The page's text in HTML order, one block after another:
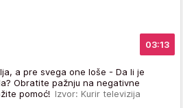
03:13
a pre svega one loše - Da li je
Obratite pažnju na negativne
pomoć! Izvor: Kurir televizija